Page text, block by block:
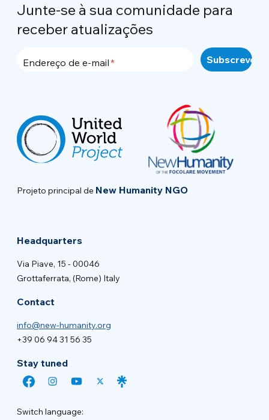
Junte-se à sua comunidade para
receber atualizações
Endereço de e-mail
Projeto principal de New Humanity NGO
Headquarters
Via Piave, 15 - 00046
Grottaferrata, (Rome) Italy
Contact
info@new-humanity.org
+39 06 94 31 56 35
Stay tuned
Switch language: